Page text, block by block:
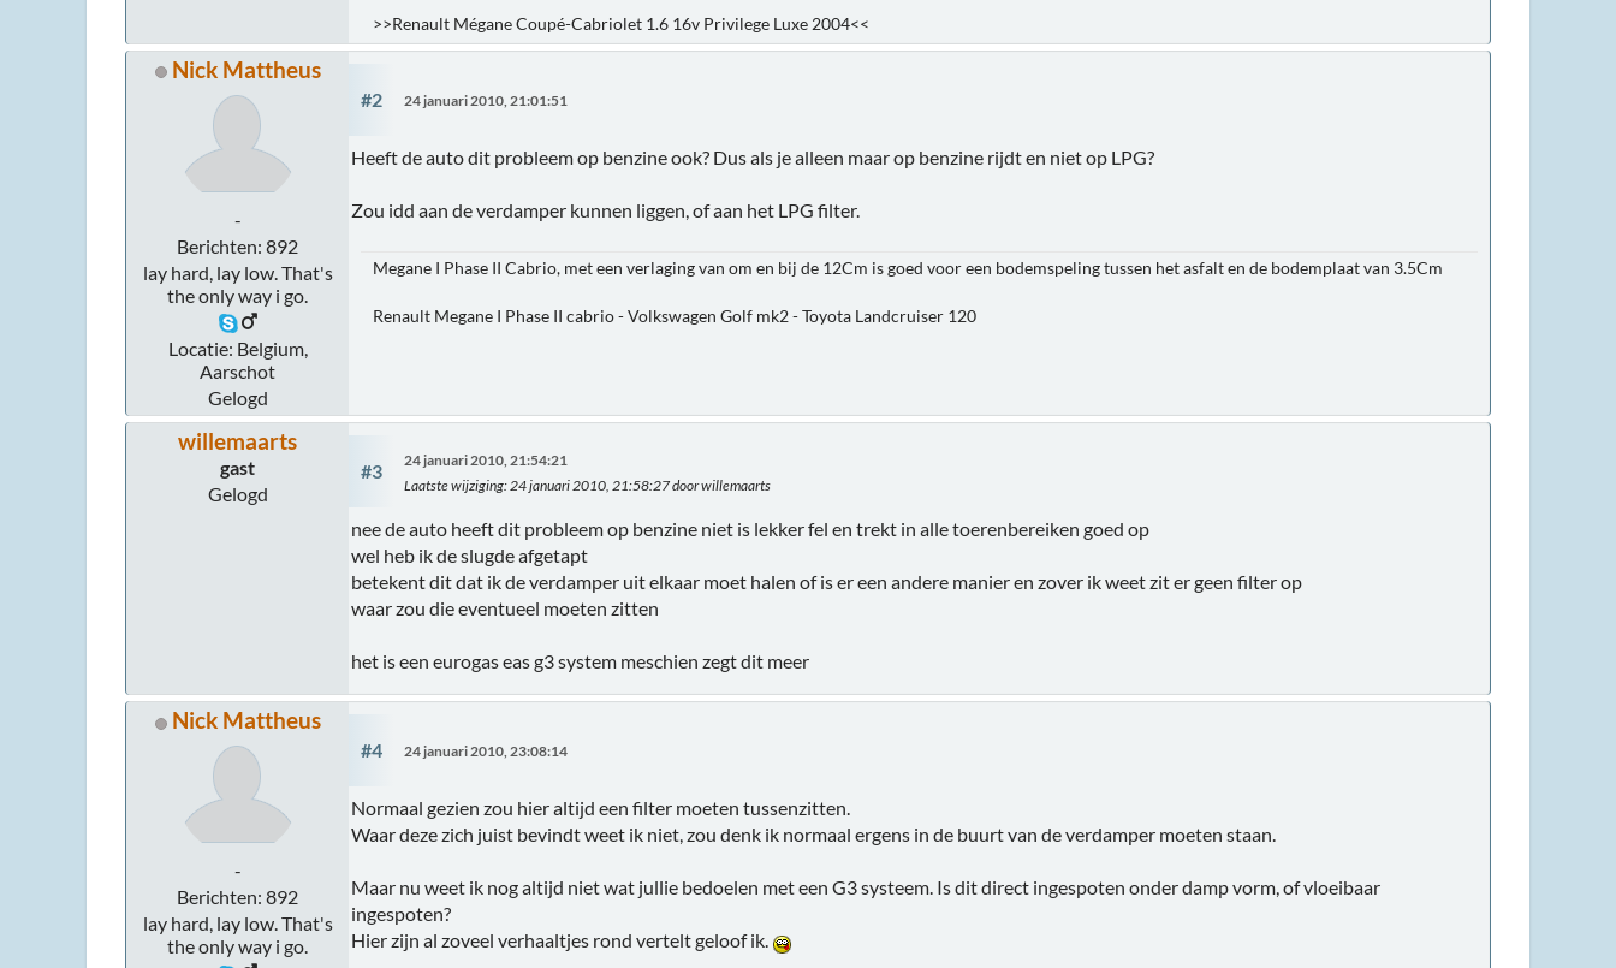
>>Renault Mégane Coupé-Cabriolet 1.6 16v Privilege Luxe 2004<<
Nick Mattheus
-
Berichten: 892
lay hard, lay low. That's
the only way i go.
Locatie: Belgium,
Aarschot
Gelogd
#2 24 januari 2010, 21:01:51
Heeft de auto dit probleem op benzine ook? Dus als je alleen maar op benzine rijdt en niet op LPG?
Zou idd aan de verdamper kunnen liggen, of aan het LPG filter.
Megane I Phase II Cabrio, met een verlaging van om en bij de 12Cm is goed voor een bodemspeling tussen het asfalt en de bodemplaat van 3.5Cm
Renault Megane I Phase II cabrio - Volkswagen Golf mk2 - Toyota Landcruiser 120
willemaarts
gast
Gelogd
#3
24 januari 2010, 21:54:21
Laatste wijziging: 24 januari 2010, 21:58:27 door willemaarts
nee de auto heeft dit probleem op benzine niet is lekker fel en trekt in alle toerenbereiken goed op
wel heb ik de slugde afgetapt
betekent dit dat ik de verdamper uit elkaar moet halen of is er een andere manier en zover ik weet zit er geen filter op
waar zou die eventueel moeten zitten
het is een eurogas eas g3 system meschien zegt dit meer
Nick Mattheus
-
Berichten: 892
lay hard, lay low. That's
the only way i go.
#4 24 januari 2010, 23:08:14
Normaal gezien zou hier altijd een filter moeten tussenzitten.
Waar deze zich juist bevindt weet ik niet, zou denk ik normaal ergens in de buurt van de verdamper moeten staan.
Maar nu weet ik nog altijd niet wat jullie bedoelen met een G3 systeem. Is dit direct ingespoten onder damp vorm, of vloeibaar
ingespoten?
Hier zijn al zoveel verhaaltjes rond vertelt geloof ik.